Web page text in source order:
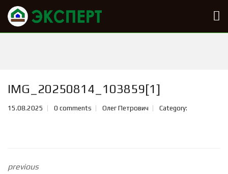
IMG_20250814_103859[1]
15.08.2025 0 comments Олег Петрович Category:
previous